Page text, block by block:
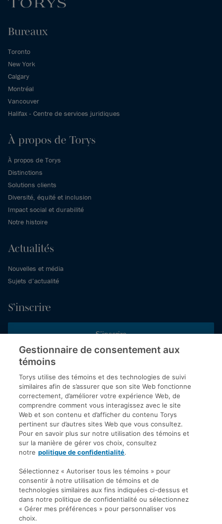
Bureaux
Toronto
New York
Calgary
Montréal
Vancouver
Halifax - Centre de services juridiques
À propos de Torys
À propos de Torys
Distinctions
Solutions clients
Diversité, équité et inclusion
Impact social et durabilité
Notre histoire
Actualités
Nouvelles et média
Sujets d’actualité
S’inscrire
S’inscrire
Inscrivez-vous aux publications de Torys pour recevoir nos derniers
commentaires, notre calendrier de webinaires et d’événements et
plus encore.
© 2026 Société d'avocats Torys S.E.N.C.R.L. Tous droits
réservés.
Politique de protection des renseignements personnels
Droit d’auteur
Avis de non-responsabilité
Modalités générales
Accessibilité
Gestionnaire de consentement aux
témoins
Torys utilise des témoins et des technologies de suivi
similaires afin de s’assurer que son site Web fonctionne
correctement, d’améliorer votre expérience Web, de
comprendre comment vous interagissez avec le site
Web et son contenu et d’afficher du contenu Torys
pertinent sur d’autres sites Web que vous consultez.
Pour en savoir plus sur notre utilisation des témoins et
sur la manière de gérer vos choix, consultez
notre politique de confidentialité.
Sélectionnez « Autoriser tous les témoins » pour
consentir à notre utilisation de témoins et de
technologies similaires aux fins indiquées ci-dessus et
dans notre politique de confidentialité ou sélectionnez
« Gérer mes préférences » pour personnaliser vos
choix.